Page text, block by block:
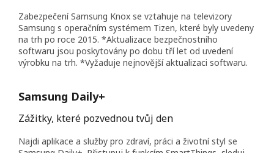
Zabezpečení Samsung Knox se vztahuje na televizory
Samsung s operačním systémem Tizen, které byly uvedeny
na trh po roce 2015. *Aktualizace bezpečnostního
softwaru jsou poskytovány po dobu tří let od uvedení
výrobku na trh. *Vyžaduje nejnovější aktualizaci softwaru.
Samsung Daily+
Zážitky, které pozvednou tvůj den
Najdi aplikace a služby pro zdraví, práci a životní styl se